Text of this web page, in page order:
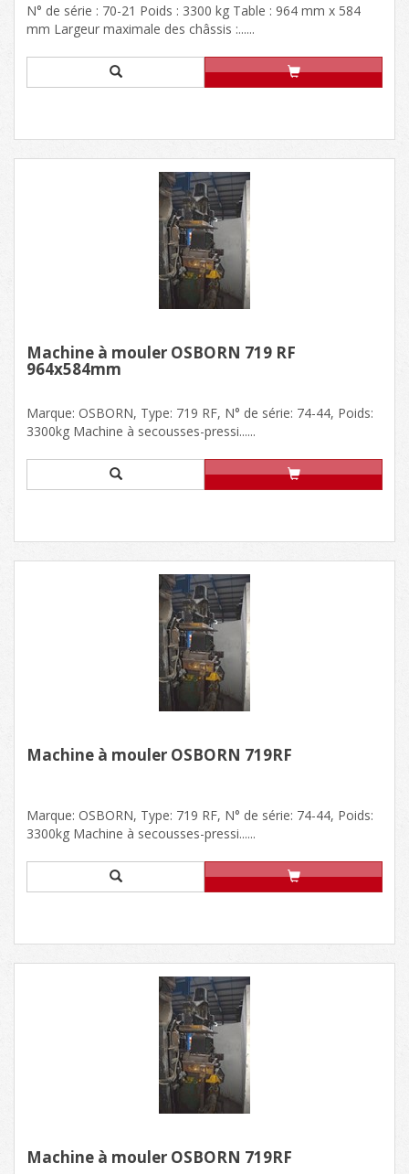
N° de série : 70-21 Poids : 3300 kg Table : 964 mm x 584
mm Largeur maximale des châssis :......
Machine à mouler OSBORN 719 RF
964x584mm
Marque: OSBORN, Type: 719 RF, N° de série: 74-44, Poids:
3300kg Machine à secousses-pressi......
Machine à mouler OSBORN 719RF
Marque: OSBORN, Type: 719 RF, N° de série: 74-44, Poids:
3300kg Machine à secousses-pressi......
Machine à mouler OSBORN 719RF